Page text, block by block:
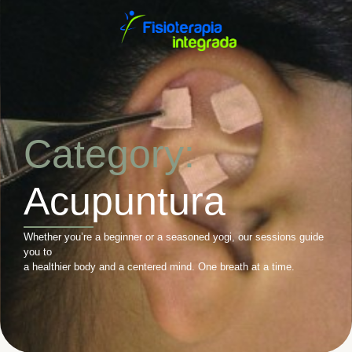
Category:
Acupuntura
Whether you’re a beginner or a seasoned yogi, our sessions guide
you to
a healthier body and a centered mind. One breath at a time.